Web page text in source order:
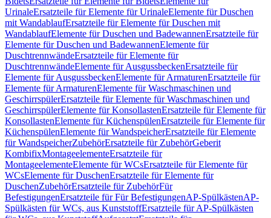
UrinaleErsatzteile für Elemente für UrinaleElemente für Duschen
mit WandablaufErsatzteile für Elemente für Duschen mit
WandablaufElemente für Duschen und BadewannenErsatzteile für
Elemente für Duschen und BadewannenElemente für
DuschtrennwändeErsatzteile für Elemente für
DuschtrennwändeElemente für AusgussbeckenErsatzteile für
Elemente für AusgussbeckenElemente für ArmaturenErsatzteile für
Elemente für ArmaturenElemente für Waschmaschinen und
GeschirrspülerErsatzteile für Elemente für Waschmaschinen und
GeschirrspülerElemente für KonsollastenErsatzteile für Elemente für
KonsollastenElemente für KüchenspülenErsatzteile für Elemente für
KüchenspülenElemente für WandspeicherErsatzteile für Elemente
für WandspeicherZubehörErsatzteile für ZubehörGeberit
KombifixMontageelementeErsatzteile für
MontageelementeElemente für WCsErsatzteile für Elemente für
WCsElemente für DuschenErsatzteile für Elemente für
DuschenZubehörErsatzteile für ZubehörFür
BefestigungenErsatzteile für Für BefestigungenAP-SpülkästenAP-
Spülkästen für WCs, aus KunststoffErsatzteile für AP-Spülkästen